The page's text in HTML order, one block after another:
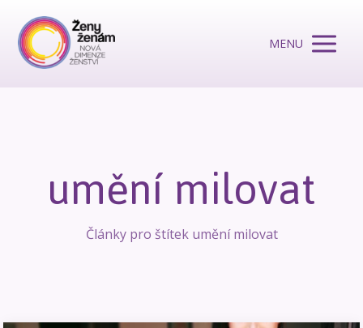
MENU
umění milovat
Články pro štítek umění milovat